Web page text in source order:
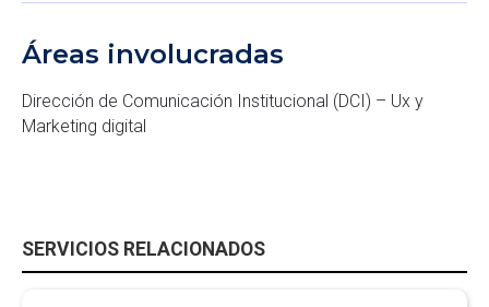
Áreas involucradas
Dirección de Comunicación Institucional (DCI) – Ux y
Marketing digital
SERVICIOS RELACIONADOS